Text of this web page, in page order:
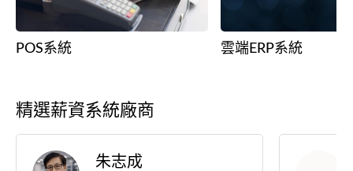
POS系統 雲端ERP系統
精選薪資系統廠商
朱志成